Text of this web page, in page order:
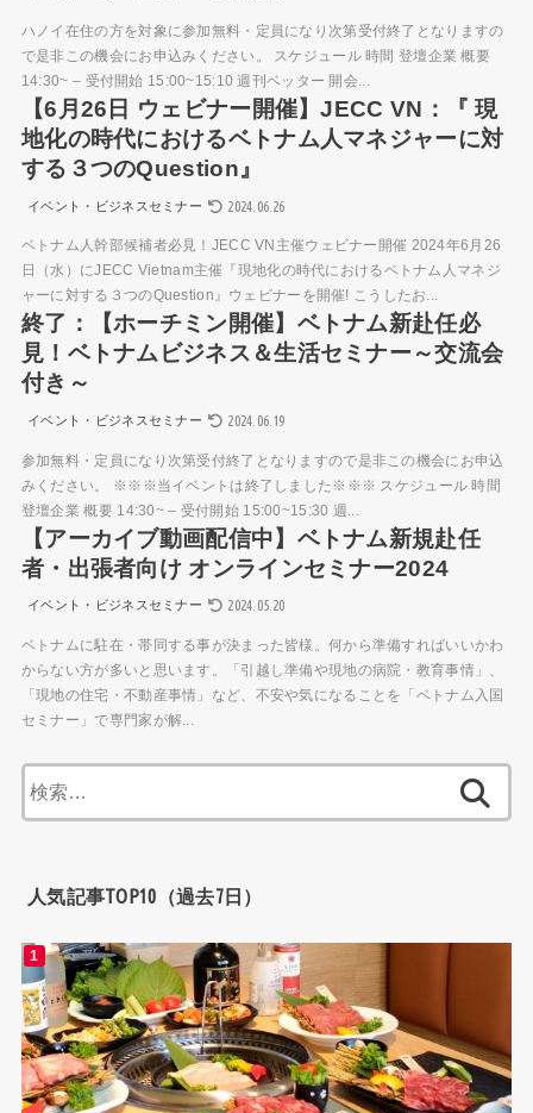
ハノイ在住の方を対象に参加無料・定員になり次第受付終了となりますの
で是非この機会にお申込みください。 スケジュール 時間 登壇企業 概要
14:30~ – 受付開始 15:00~15:10 週刊ベッター 開会...
【6月26日 ウェビナー開催】JECC VN：『 現
地化の時代におけるベトナム人マネジャーに対
する３つのQuestion』
イベント・ビジネスセミナー 2024.06.26
ベトナム人幹部候補者必見！JECC VN主催ウェビナー開催 2024年6月26
日（水）にJECC Vietnam主催『現地化の時代におけるベトナム人マネジ
ャーに対する３つのQuestion』ウェビナーを開催! こうしたお...
終了：【ホーチミン開催】ベトナム新赴任必
見！ベトナムビジネス＆生活セミナー～交流会
付き～
イベント・ビジネスセミナー 2024.06.19
参加無料・定員になり次第受付終了となりますので是非この機会にお申込
みください。 ※※※当イベントは終了しました※※※ スケジュール 時間
登壇企業 概要 14:30~ – 受付開始 15:00~15:30 週...
【アーカイブ動画配信中】ベトナム新規赴任
者・出張者向け オンラインセミナー2024
イベント・ビジネスセミナー 2024.05.20
ベトナムに駐在・帯同する事が決まった皆様。何から準備すればいいかわ
からない方が多いと思います。「引越し準備や現地の病院・教育事情」、
「現地の住宅・不動産事情」など、不安や気になることを「ベトナム入国
セミナー」で専門家が解...
索:
人気記事TOP10（過去7日）